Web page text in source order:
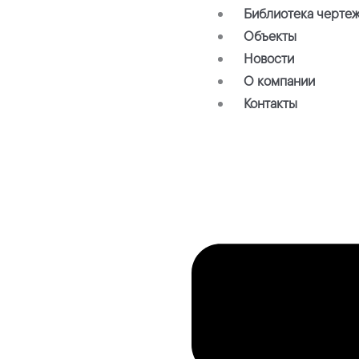
Библиотека
Объекты
Новости
О компании
Контакты